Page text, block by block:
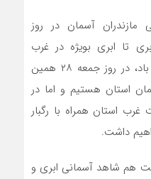
آسمان در روز
ابری تا ابری بویژه در غرب
استان با رگبار پراکنده و وزش باد، در روز جمعه ۲۸ همین
استان هستیم و اما در
غرب استان همراه با رگبار
داشت.
شنبه ۲۹ اردیبهشت هم شاهد آسمانی ابری و